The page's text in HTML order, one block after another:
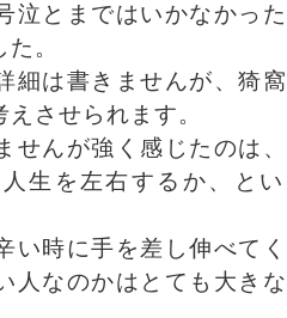
泣とまではいかなかっ
。
細は書きませんが、猗
させられます。
せんが強く感じたのは
生を左右するか、と
い時に手を差し伸べて
人なのかはとても大き